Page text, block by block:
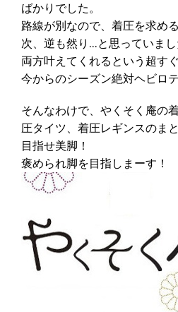
ばかりでした。
路線が別なので、着圧を求め
次、逆も然り…と思っていま
両方叶えてくれるという超す
今からのシーズン絶対ヘビロ
そんなわけで、やくそく庵の
圧タイツ、着圧レギンスのまと
目指せ美脚！
褒められ脚を目指しまーす！